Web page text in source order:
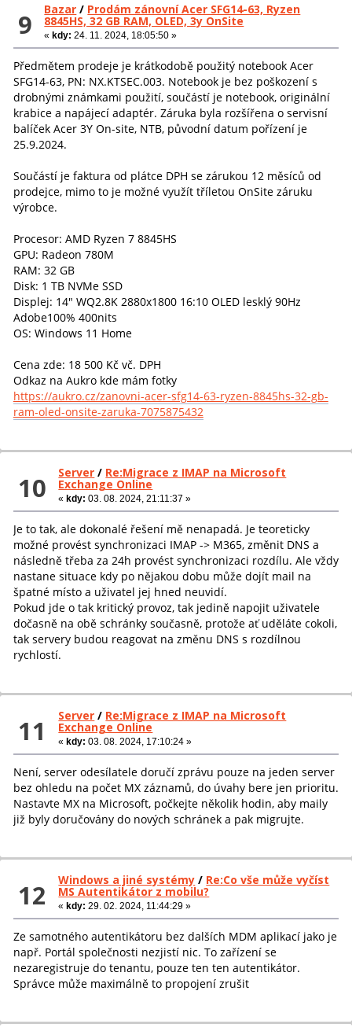
9 Bazar / Prodám zánovní Acer SFG14-63, Ryzen
8845HS, 32 GB RAM, OLED, 3y OnSite
«kdy: 24. 11. 2024, 18:05:50 »
Předmětem prodeje je krátkodobě použitý notebook Acer
SFG14-63, PN: NX.KTSEC.003. Notebook je bez poškození s
drobnými známkami použití, součástí je notebook, originální
krabice a napájecí adaptér. Záruka byla rozšířena o servisní
balíček Acer 3Y On-site, NTB, původní datum pořízení je
25.9.2024.
Součástí je faktura od plátce DPH se zárukou 12 měsíců od
prodejce, mimo to je možné využít tříletou OnSite záruku
výrobce.
Procesor: AMD Ryzen 7 8845HS
GPU: Radeon 780M
RAM: 32 GB
Disk: 1 TB NVMe SSD
Displej: 14" WQ2.8K 2880x1800 16:10 OLED lesklý 90Hz
Adobe100% 400nits
OS: Windows 11 Home
Cena zde: 18 500 Kč vč. DPH
Odkaz na Aukro kde mám fotky
https://aukro.cz/zanovni-acer-sfg14-63-ryzen-8845hs-32-gb-
ram-oled-onsite-zaruka-7075875432
10 Server / Re:Migrace z IMAP na Microsoft
Exchange Online
«kdy: 03. 08. 2024, 21:11:37 »
Je to tak, ale dokonalé řešení mě nenapadá. Je teoreticky
možné provést synchronizaci IMAP -> M365, změnit DNS a
následně třeba za 24h provést synchronizaci rozdílu. Ale vždy
nastane situace kdy po nějakou dobu může dojít mail na
špatné místo a uživatel jej hned neuvidí.
Pokud jde o tak kritický provoz, tak jedině napojit uživatele
dočasně na obě schránky současně, protože ať uděláte cokoli,
tak servery budou reagovat na změnu DNS s rozdílnou
rychlostí.
11 Server / Re:Migrace z IMAP na Microsoft
Exchange Online
«kdy: 03. 08. 2024, 17:10:24 »
Není, server odesílatele doručí zprávu pouze na jeden server
bez ohledu na počet MX záznamů, do úvahy bere jen prioritu.
Nastavte MX na Microsoft, počkejte několik hodin, aby maily
již byly doručovány do nových schránek a pak migrujte.
12 Windows a jiné systémy / Re:Co vše může vyčíst
MS Autentikátor z mobilu?
«kdy: 29. 02. 2024, 11:44:29 »
Ze samotného autentikátoru bez dalších MDM aplikací jako je
např. Portál společnosti nezjistí nic. To zařízení se
nezaregistruje do tenantu, pouze ten ten autentikátor.
Správce může maximálně to propojení zrušit